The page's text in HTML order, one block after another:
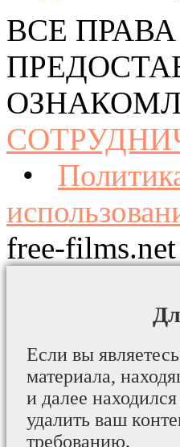
ВСЕ
•
free-films.net
Если вы
материала,
и далее
удалить ваш
требованию.